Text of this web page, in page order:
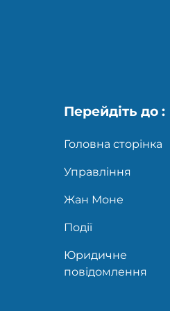
Перейдіть до :
Головна сторінка
Управління
Жан Моне
Події
Юридичне
повідомлення